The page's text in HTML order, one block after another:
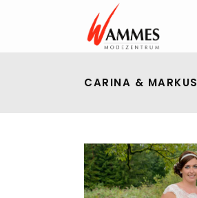
CARINA & MARKUS